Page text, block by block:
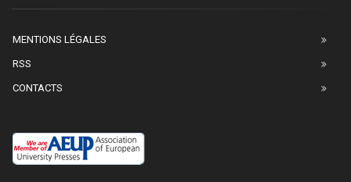
MENTIONS LÉGALES
RSS
CONTACTS